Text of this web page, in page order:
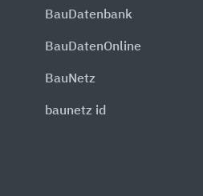
BauDatenbank
BauDatenOnline
BauNetz
baunetz id